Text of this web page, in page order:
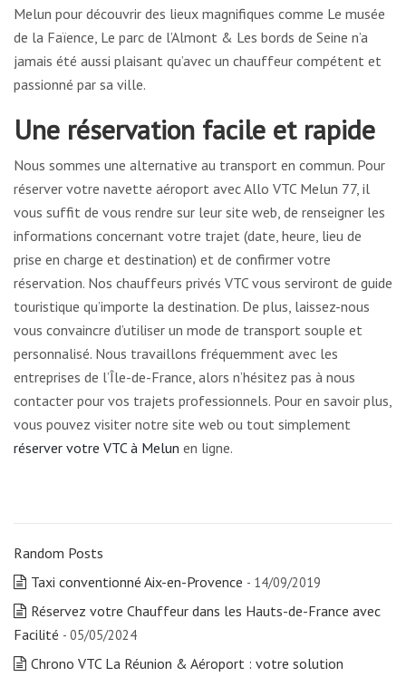
Melun pour découvrir des lieux magnifiques comme Le musée
de la Faïence, Le parc de l’Almont & Les bords de Seine n’a
jamais été aussi plaisant qu’avec un chauffeur compétent et
passionné par sa ville.
Une réservation facile et rapide
Nous sommes une alternative au transport en commun. Pour
réserver votre navette aéroport avec Allo VTC Melun 77, il
vous suffit de vous rendre sur leur site web, de renseigner les
informations concernant votre trajet (date, heure, lieu de
prise en charge et destination) et de confirmer votre
réservation. Nos chauffeurs privés VTC vous serviront de guide
touristique qu’importe la destination. De plus, laissez-nous
vous convaincre d’utiliser un mode de transport souple et
personnalisé. Nous travaillons fréquemment avec les
entreprises de l’Île-de-France, alors n’hésitez pas à nous
contacter pour vos trajets professionnels. Pour en savoir plus,
vous pouvez visiter notre site web ou tout simplement
réserver votre VTC à Melun en ligne.
Random Posts
Taxi conventionné Aix-en-Provence - 14/09/2019
Réservez votre Chauffeur dans les Hauts-de-France avec
Facilité - 05/05/2024
Chrono VTC La Réunion & Aéroport : votre solution